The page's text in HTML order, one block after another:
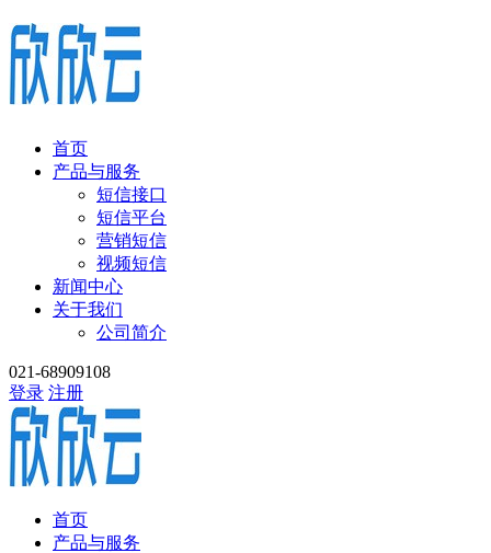
首页
产品与服务
短信接口
短信平台
营销短信
视频短信
新闻中心
关于我们
公司简介
021-68909108
登录 注册
首页
产品与服务